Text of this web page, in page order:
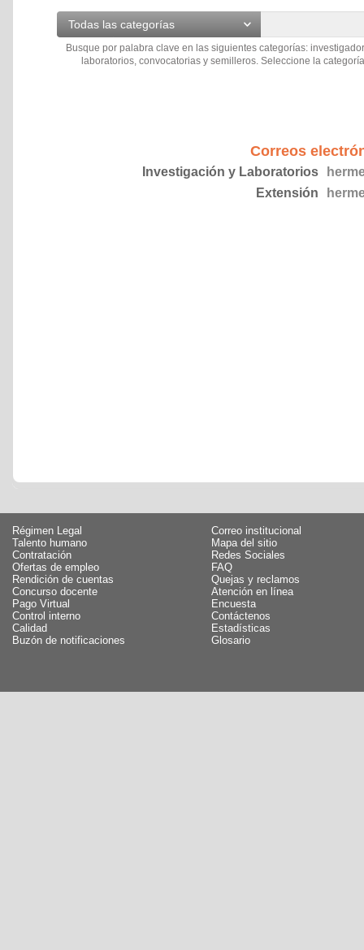
Todas las categorías
Busque por palabra clave en las siguientes categorías:
laboratorios, convocatorias y semilleros. Seleccione la
Correos
Investigación y Laboratorios
Extensión
Régimen Legal
Talento humano
Contratación
Ofertas de empleo
Rendición de cuentas
Concurso docente
Pago Virtual
Control interno
Calidad
Buzón de notificaciones
Correo institucional
Mapa del sitio
Redes Sociales
FAQ
Quejas y reclamos
Atención en línea
Encuesta
Contáctenos
Estadísticas
Glosario